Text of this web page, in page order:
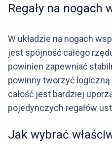
Regały na nogach
W układzie na nogach
jest spójność całego
powinien zapewniać
powinny tworzyć
całość jest bardziej
pojedynczych regałów
Jak wybrać